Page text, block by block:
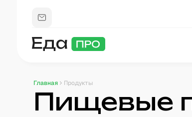
Главная Продукты
Пищевые